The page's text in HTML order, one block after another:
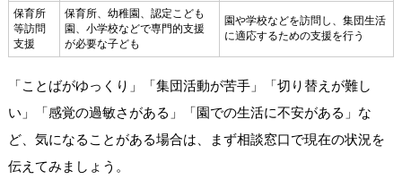
保育所
等訪問
支援
保育所、幼稚園、認定こども
園、小学校などで専門的支援
が必要な子ども
園や学校などを訪問し、集団生活
に適応するための支援を行う
「ことばがゆっくり」「集団活動が苦手」「切り替えが難し
い」「感覚の過敏さがある」「園での生活に不安がある」な
ど、気になることがある場合は、まず相談窓口で現在の状況を
伝えてみましょう。